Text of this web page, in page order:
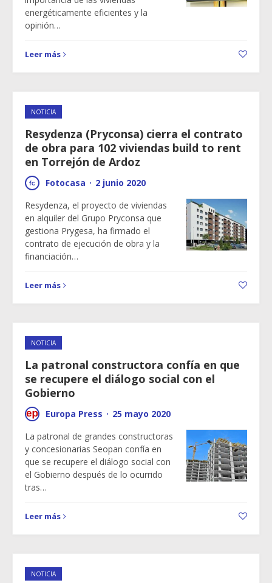
energéticamente eficientes y la
opinión…
Leer más
NOTICIA
Resydenza (Pryconsa) cierra el contrato
de obra para 102 viviendas build to rent
en Torrejón de Ardoz
Fotocasa · 2 junio 2020
Resydenza, el proyecto de viviendas
en alquiler del Grupo Pryconsa que
gestiona Prygesa, ha firmado el
contrato de ejecución de obra y la
financiación…
Leer más
NOTICIA
La patronal constructora confía en que
se recupere el diálogo social con el
Gobierno
Europa Press · 25 mayo 2020
La patronal de grandes constructoras
y concesionarias Seopan confía en
que se recupere el diálogo social con
el Gobierno después de lo ocurrido
tras…
Leer más
NOTICIA